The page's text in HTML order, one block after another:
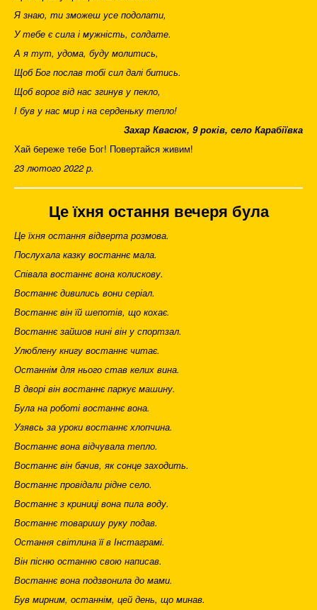
Я знаю, ти зможеш усе подолати,
У тебе є сила і мужність, солдате.
А я тут, удома, буду молитись,
Щоб Бог послав тобі сил далі битись.
Щоб ворог від нас згинув у пекло,
І був у нас мир і на серденьку тепло!
Захар Квасюк, 9 років, село Карабіївка
Хай береже тебе Бог! Повертайся живим!
23 лютого 2022 р.
Це їхня остання вечеря була
Це їхня остання відверта розмова.
Послухала казку востаннє мала.
Співала востаннє вона колискову.
Востаннє дивились вони серіал.
Востаннє він їй шепотів, що кохає.
Востаннє зайшов нині він у спортзал.
Улюблену книгу востаннє читає.
Останнім для нього став келих вина.
В дворі він востаннє паркує машину.
Була на роботі востаннє вона.
Узявсь за уроки востаннє хлопчина.
Востаннє вона відчувала тепло.
Востаннє він бачив, як сонце заходить.
Востаннє провідали рідне село.
Востаннє з криниці вона пила воду.
Востаннє товаришу руку подав.
Остання світлина її в Інстаграмі.
Він пісню останню свою написав.
Востаннє вона подзвонила до мами.
Був мирним, останнім, цей день, що минав.